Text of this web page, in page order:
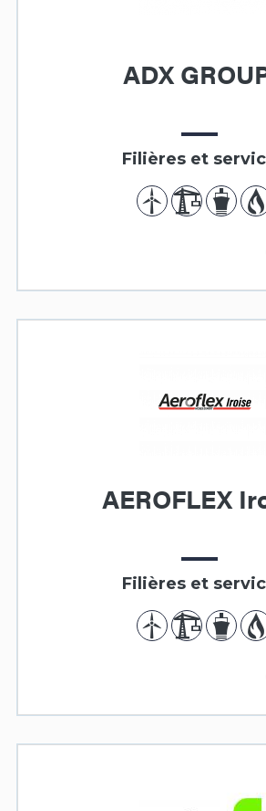
ADX
Filières et
AEROFLEX
Filières et